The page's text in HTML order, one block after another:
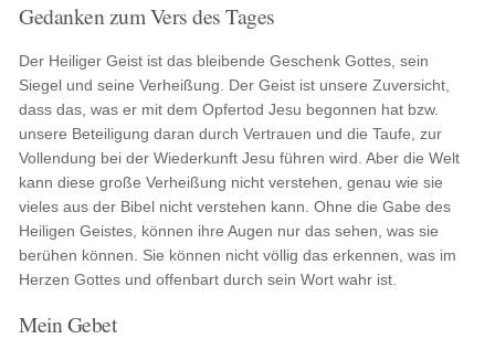
Gedanken zum Vers des Tages
Der Heiliger Geist ist das bleibende Geschenk Gottes, sein
Siegel und seine Verheißung. Der Geist ist unsere Zuversicht,
dass das, was er mit dem Opfertod Jesu begonnen hat bzw.
unsere Beteiligung daran durch Vertrauen und die Taufe, zur
Vollendung bei der Wiederkunft Jesu führen wird. Aber die Welt
kann diese große Verheißung nicht verstehen, genau wie sie
vieles aus der Bibel nicht verstehen kann. Ohne die Gabe des
Heiligen Geistes, können ihre Augen nur das sehen, was sie
berühen können. Sie können nicht völlig das erkennen, was im
Herzen Gottes und offenbart durch sein Wort wahr ist.
Mein Gebet